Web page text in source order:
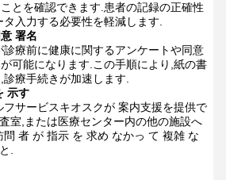
とを確認できます.患者の記録の正確性
入力する必要性を軽減します.
署名
療前に健康に関するアンケートや同意
可能になります.この手順により,紙の書
療手続きが加速します.
示す
サービスキオスクが 案内支援を提供で
室,または医療センター内の他の施設へ
者 が 指示 を 求め なかっ て 複雑 な
.